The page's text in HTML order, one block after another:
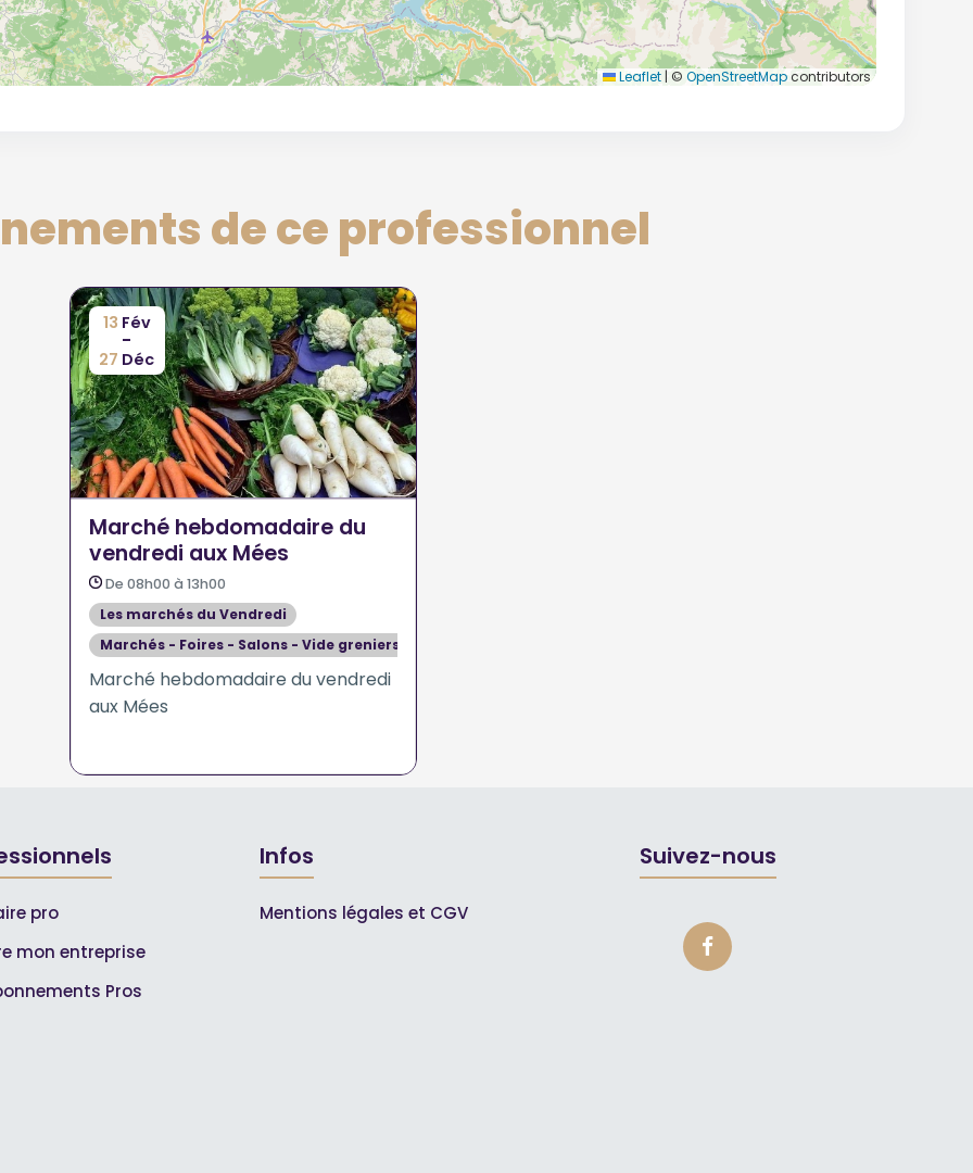
Leaflet | © OpenStreetMapcontributors
de ce professionnel
13 Fév
-
27 Déc
Marché hebdomadaire du
vendredi aux Mées
De 08h00 à 13h00
Les marchés du Vendredi
Marchés - Foires - Salons - Vide greniers
Marché hebdomadaire du vendredi
aux Mées
pro
mon entreprise
Pros
Infos
Mentions légales et CGV
Suivez-nous